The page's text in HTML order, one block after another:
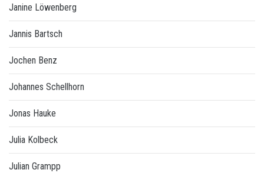
Janine Löwenberg
Jannis Bartsch
Jochen Benz
Johannes Schellhorn
Jonas Hauke
Julia Kolbeck
Julian Grampp